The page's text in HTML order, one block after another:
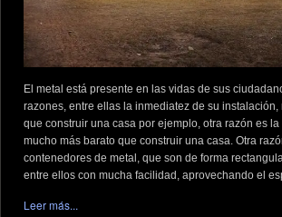
El metal está presente en las vidas de sus
razones, entre ellas la inmediatez de su
que construir una casa por ejemplo, otra razón es
mucho más barato que construir una casa. Otra
contenedores de metal, que son de forma
entre ellos con mucha facilidad, aprovechando el
Leer más...